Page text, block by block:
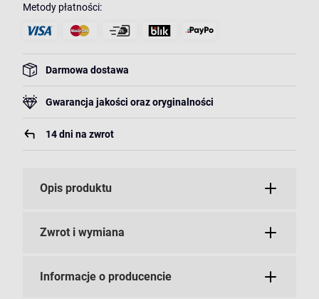
Metody płatności:
Darmowa dostawa
Gwarancja jakości oraz oryginalności
14 dni na zwrot
Opis produktu
Zwrot i wymiana
Informacje o producencie